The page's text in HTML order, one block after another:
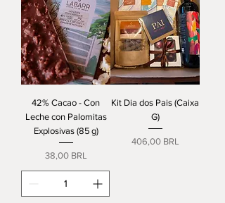
42% Cacao - Con
Leche con Palomitas
Explosivas (85 g)
Precio
38,00 BRL
Kit Dia dos Pais (Caixa
G)
Precio
406,00 BRL